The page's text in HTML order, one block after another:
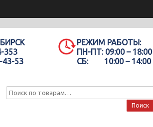
353
43-53
РЕЖИМ РАБОТЫ:
ПН-ПТ: 09:00 – 18:00
СБ:
10:00 – 14:00
Поиск